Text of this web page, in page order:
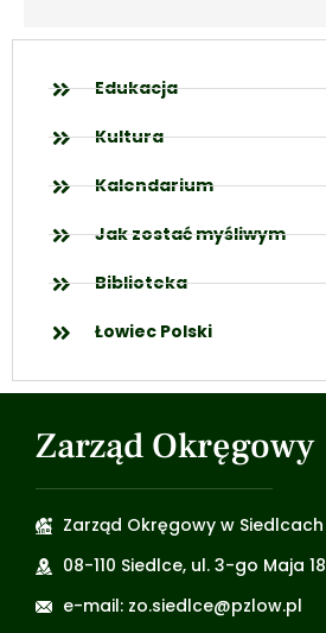
Edukacja
Kultura
Kalendarium
Jak zostać myśliwym
Biblioteka
Łowiec Polski
Zarząd Okręgowy
Zarząd Okręgowy w Siedlcach
08-110 Siedlce, ul. 3-go Maja 18
e-mail: zo.siedlce@pzlow.pl